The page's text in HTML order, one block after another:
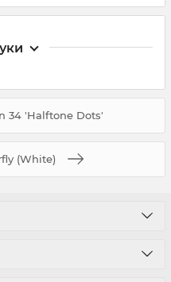
34 'Halftone Dots'
(White)